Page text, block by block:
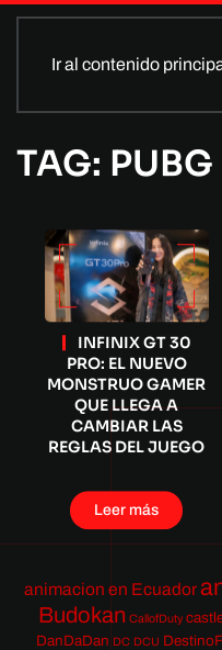
Ir al contenido
TAG: PUBG
INFINIX GT 30
PRO: EL NUEVO
MONSTRUO GAMER
QUE LLEGA A
CAMBIAR LAS
REGLAS DEL JUEGO
Leer más
animacion en Ecuador
Budokan CallofDuty
DanDaDan DC DCU